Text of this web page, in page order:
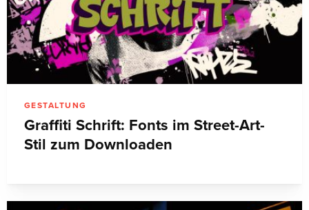
GESTALTUNG
Graffiti Schrift: Fonts im Street-Art-
Stil zum Downloaden